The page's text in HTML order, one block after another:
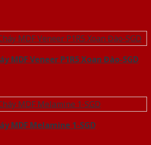
MDF Veneer P1R5 Xoan Đào-SGD
MDF Melamine 1-SGD